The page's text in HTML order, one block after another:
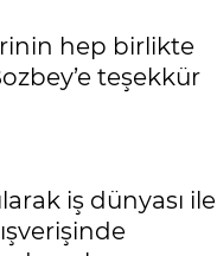
hep birlikte
teşekkür
iş dünyası ile